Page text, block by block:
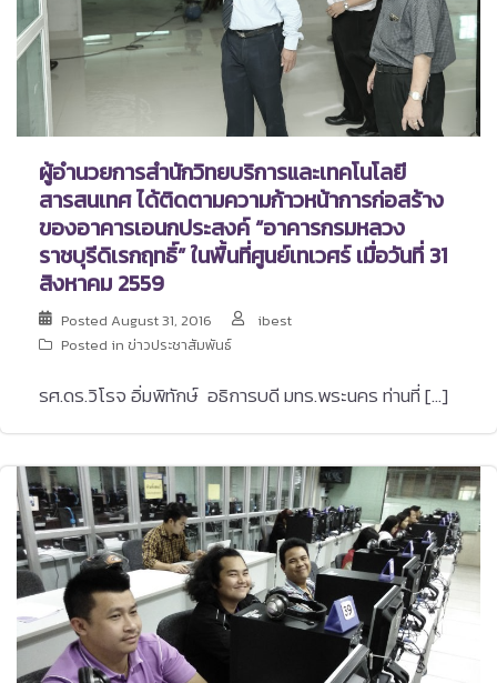
ผู้อำนวยการสำนักวิทยบริการและเทคโนโลยี
สารสนเทศ ได้ติดตามความก้าวหน้าการก่อสร้าง
ของอาคารเอนกประสงค์ “อาคารกรมหลวง
ราชบุรีดิเรกฤทธิ์” ในพื้นที่ศูนย์เทเวศร์ เมื่อวันที่ 31
สิงหาคม 2559
Posted August 31, 2016
ibest
Posted in ข่าวประชาสัมพันธ์
รศ.ดร.วิโรจ อิ่มพิทักษ์ อธิการบดี มทร.พระนคร ท่านที่ […]